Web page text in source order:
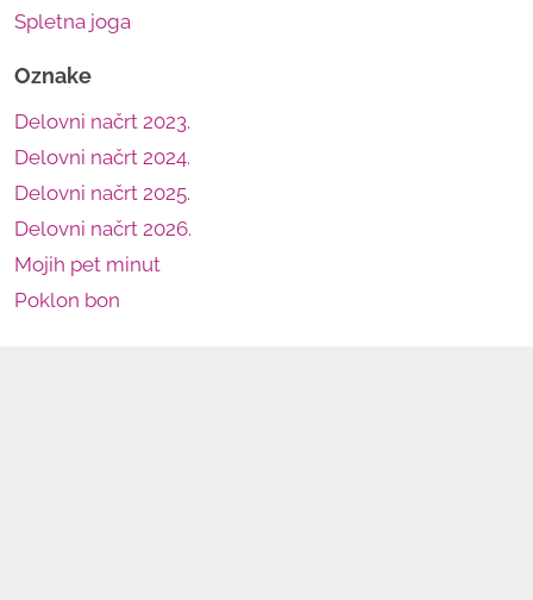
Spletna joga
Oznake
Delovni načrt 2023.
Delovni načrt 2024.
Delovni načrt 2025.
Delovni načrt 2026.
Mojih pet minut
Poklon bon